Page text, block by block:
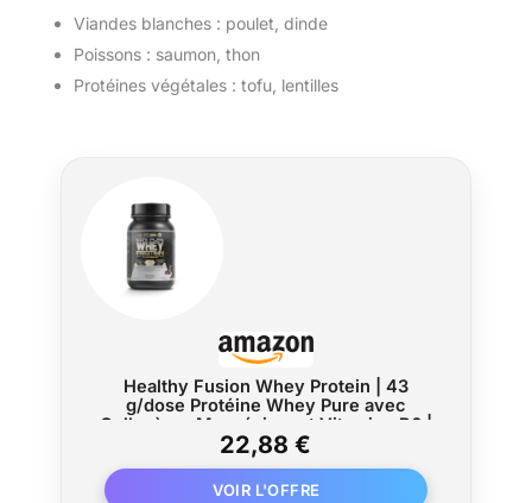
Viandes blanches : poulet, dinde
Poissons : saumon, thon
Protéines végétales : tofu, lentilles
Healthy Fusion Whey Protein | 43
g/dose Protéine Whey Pure avec
Collagène, Magnésium et Vitamine B6 |
Augmente la masse musculaire,
améliore l’entraînement, renforce les
articulations | Chocolat 1kg
22,88 €